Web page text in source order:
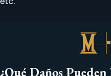
¿Qué Daños